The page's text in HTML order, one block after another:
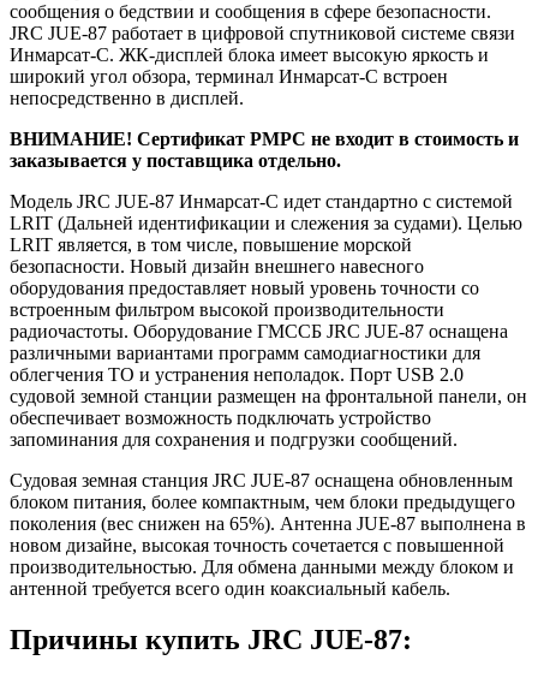
сообщения о бедствии и сообщения в сфере безопасности.
JRC JUE-87 работает в цифровой спутниковой системе связи
Инмарсат-С. ЖК-дисплей блока имеет высокую яркость и
широкий угол обзора, терминал Инмарсат-С встроен
непосредственно в дисплей.
ВНИМАНИЕ! Сертификат РМРС не входит в стоимость и
заказывается у поставщика отдельно.
Модель JRC JUE-87 Инмарсат-C идет стандартно с системой
LRIT (Дальней идентификации и слежения за судами). Целью
LRIT является, в том числе, повышение морской
безопасности. Новый дизайн внешнего навесного
оборудования предоставляет новый уровень точности со
встроенным фильтром высокой производительности
радиочастоты. Оборудование ГМССБ JRC JUE-87 оснащена
различными вариантами программ самодиагностики для
облегчения ТО и устранения неполадок. Порт USB 2.0
судовой земной станции размещен на фронтальной панели, он
обеспечивает возможность подключать устройство
запоминания для сохранения и подгрузки сообщений.
Судовая земная станция JRC JUE-87 оснащена обновленным
блоком питания, более компактным, чем блоки предыдущего
поколения (вес снижен на 65%). Антенна JUE-87 выполнена в
новом дизайне, высокая точность сочетается с повышенной
производительностью. Для обмена данными между блоком и
антенной требуется всего один коаксиальный кабель.
Причины купить JRC JUE-87: